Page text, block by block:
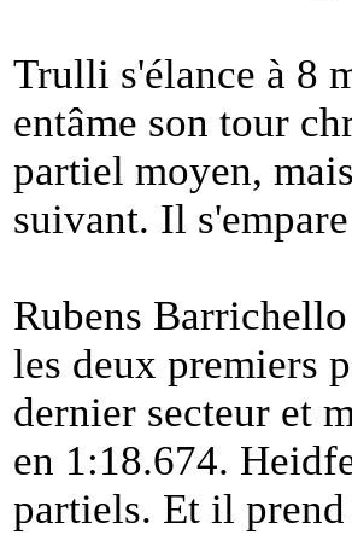
Trulli s'élance à 8
entâme son tour
partiel moyen,
suivant. Il
Rubens
les deux premiers
dernier secteur et
en 1:18.674.
partiels. Et il